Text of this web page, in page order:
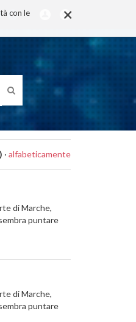
×
con le
· alfabeticamente
di Marche,
puntare
di Marche,
puntare